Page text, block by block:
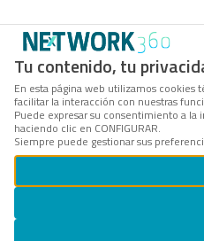
Tu contenido, tu
En esta página web utilizamos cookies
facilitar la interacción con nuestras
Puede expresar su consentimiento a la
haciendo clic en CONFIGURAR.
Siempre puede gestionar sus